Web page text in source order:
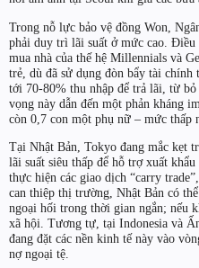
Trong nỗ lực bảo vệ đồng Won,
phải duy trì lãi suất ở mức cao.
mua nhà của thế hệ Millennials và
trẻ, dù đã sử dụng đòn bẩy tài chính
tới 70-80% thu nhập để trả lãi, từ
vọng này dẫn đến một phản kháng
còn 0,7 con một phụ nữ – mức thấp
Tại Nhật Bản, Tokyo đang mắc kẹt
lãi suất siêu thấp để hỗ trợ xuất
thực hiện các giao dịch “carry
can thiệp thị trường, Nhật Bản có
ngoại hối trong thời gian ngắn; nếu
xã hội. Tương tự, tại Indonesia và
đang đặt các nền kinh tế này vào
nợ ngoại tệ.